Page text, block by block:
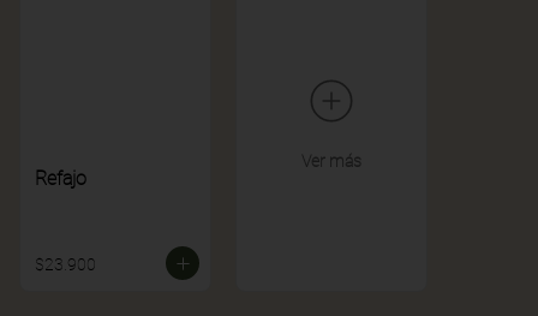
Refajo
$23.900
Ver más